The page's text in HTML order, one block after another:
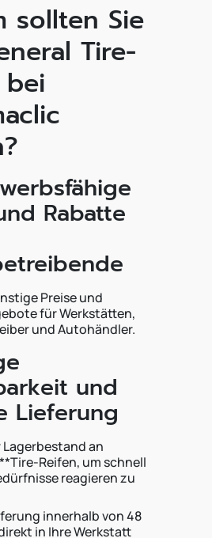
sollten Sie
Tire-
bei
Rabatte
Preise und
für Werkstätten,
und Autohändler.
und
Lieferung
Lagerbestand an
Reifen, um schnell
reagieren zu
innerhalb von 48
in Ihre Werkstatt